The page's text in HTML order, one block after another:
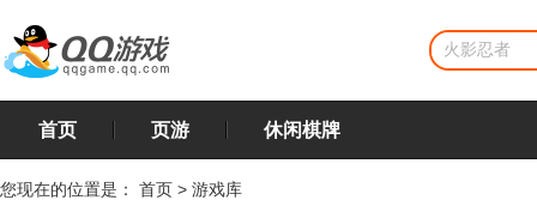
首页 页游 休闲棋牌
您现在的位置是： 首页 > 游戏库